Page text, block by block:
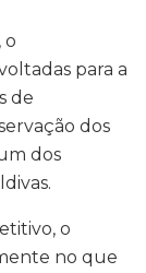
o
para a
de
dos
dos
o
no que